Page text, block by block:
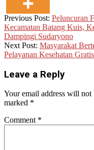
2024-
08-
12
Previous Post: Peluncuran
Kecamatan Batang Kuis,
Dampingi Sudaryono
Next Post: Masyarakat
Pelayanan Kesehatan
Leave a Reply
Your email address will not
marked *
Comment *